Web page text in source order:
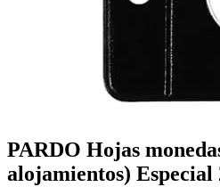
PARDO Hojas
alojamientos) Especial